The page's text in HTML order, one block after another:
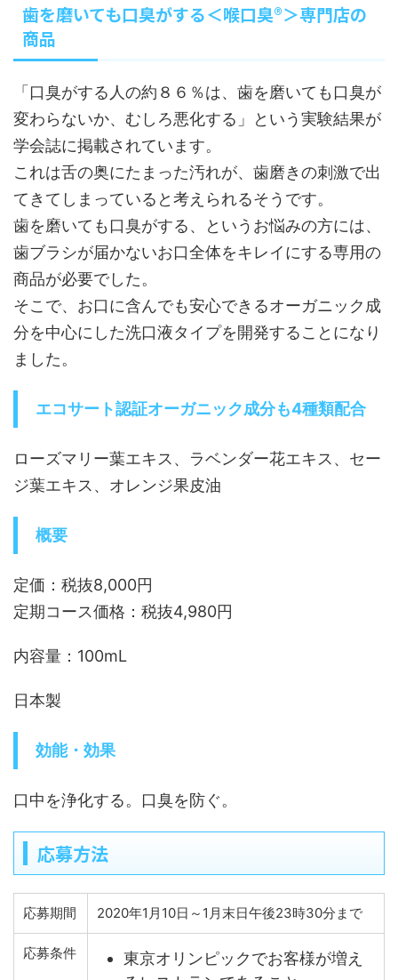
歯を磨いても口臭がする＜喉口臭®＞専門店の
商品
「口臭がする人の約８６％は、歯を磨いても口臭が
変わらないか、むしろ悪化する」という実験結果が
学会誌に掲載されています。
これは舌の奥にたまった汚れが、歯磨きの刺激で出
てきてしまっていると考えられるそうです。
歯を磨いても口臭がする、というお悩みの方には、
歯ブラシが届かないお口全体をキレイにする専用の
商品が必要でした。
そこで、お口に含んでも安心できるオーガニック成
分を中心にした洗口液タイプを開発することになり
ました。
エコサート認証オーガニック成分も4種類配合
ローズマリー葉エキス、ラベンダー花エキス、セー
ジ葉エキス、オレンジ果皮油
概要
定価：税抜8,000円
定期コース価格：税抜4,980円
内容量：100mL
日本製
効能・効果
口中を浄化する。口臭を防ぐ。
応募方法
応募期間 2020年1月10日～1月末日午後23時30分まで
応募条件
東京オリンピックでお客様が増え